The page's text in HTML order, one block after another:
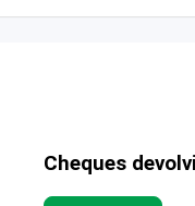
Cheques